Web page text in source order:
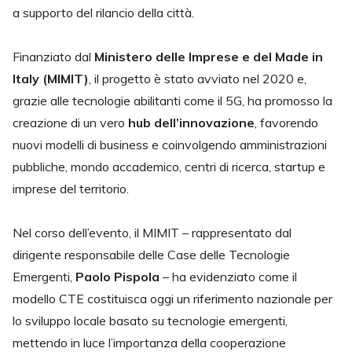
a supporto del rilancio della città.
Finanziato dal Ministero delle Imprese e del Made in
Italy (MIMIT), il progetto è stato avviato nel 2020 e,
grazie alle tecnologie abilitanti come il 5G, ha promosso la
creazione di un vero hub dell’innovazione, favorendo
nuovi modelli di business e coinvolgendo amministrazioni
pubbliche, mondo accademico, centri di ricerca, startup e
imprese del territorio.
Nel corso dell’evento, il MIMIT – rappresentato dal
dirigente responsabile delle Case delle Tecnologie
Emergenti, Paolo Pispola – ha evidenziato come il
modello CTE costituisca oggi un riferimento nazionale per
lo sviluppo locale basato su tecnologie emergenti,
mettendo in luce l’importanza della cooperazione